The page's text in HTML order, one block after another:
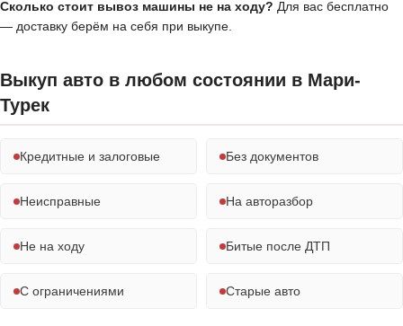
Сколько стоит вывоз машины не на ходу? Для вас бесплатно
— доставку берём на себя при выкупе.
Выкуп авто в любом состоянии в Мари-
Турек
Кредитные и залоговые Без документов
Неисправные На авторазбор
Не на ходу Битые после ДТП
С ограничениями Старые авто